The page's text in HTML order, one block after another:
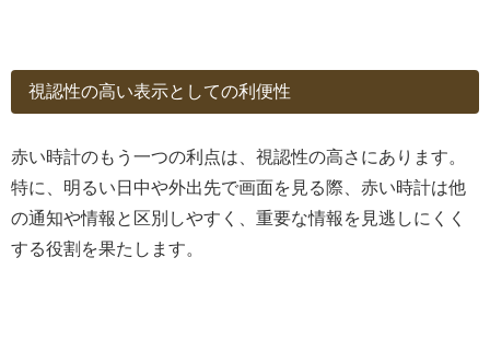
視認性の高い表示としての利便性
赤い時計のもう一つの利点は、視認性の高さにあります。
特に、明るい日中や外出先で画面を見る際、赤い時計は他
の通知や情報と区別しやすく、重要な情報を見逃しにくく
する役割を果たします。